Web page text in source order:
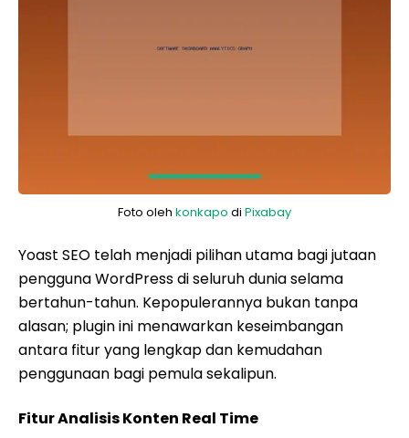
Foto oleh konkapo di Pixabay
Yoast SEO telah menjadi pilihan utama bagi jutaan
pengguna WordPress di seluruh dunia selama
bertahun-tahun. Kepopulerannya bukan tanpa
alasan; plugin ini menawarkan keseimbangan
antara fitur yang lengkap dan kemudahan
penggunaan bagi pemula sekalipun.
Fitur Analisis Konten Real Time